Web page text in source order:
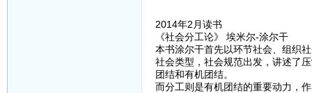
2014年2月读书
《社会分工论》 埃米尔-涂尔干
本书涂尔干首先以环节社会、组织
社会类型，社会规范出发，讲述了
团结和有机团结。
而分工则是有机团结的重要动力，